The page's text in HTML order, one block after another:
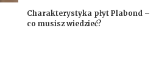
Charakterystyka płyt Plabond –
co musisz wiedzieć?